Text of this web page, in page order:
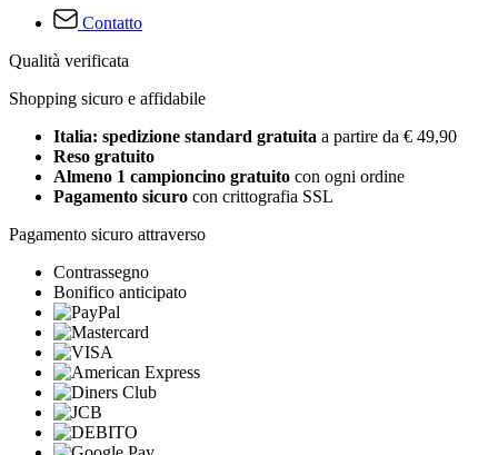
Contatto
Qualità verificata
Shopping sicuro e affidabile
Italia: spedizione standard gratuita a partire da € 49,90
Reso gratuito
Almeno 1 campioncino gratuito con ogni ordine
Pagamento sicuro con crittografia SSL
Pagamento sicuro attraverso
Contrassegno
Bonifico anticipato